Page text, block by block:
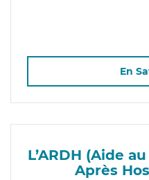
En
L’ARDH (Aide
Après